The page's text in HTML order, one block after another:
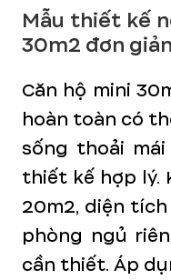
Mẫu thiết kế
30m2 đơn
Căn hộ mini
hoàn toàn có
sống thoải
thiết kế hợp lý.
20m2, diện
phòng ngủ
cần thiết. Áp